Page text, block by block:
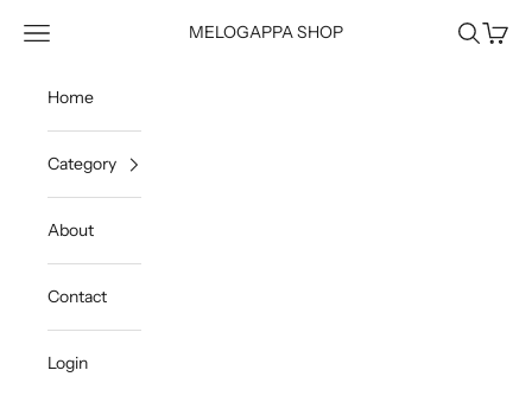
MELOGAPPA SHOP
メニュー 検索カート
Home
Category
About
Contact
Login